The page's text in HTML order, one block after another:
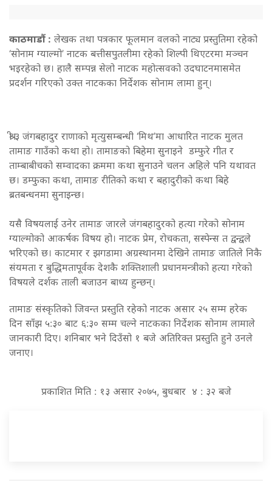
काठमाडौं : लेखक तथा पत्रकार फूलमान वलको नाट्य प्रस्तुतिमा रहेको
‘सोनाम ग्याल्मो’ नाटक बत्तीसपुतलीमा रहेको शिल्पी थिएटरमा मञ्चन
भइरहेको छ। हालै सम्पन्न सेलो नाटक महोत्सवको उदघाटनमासमेत
प्रदर्शन गरिएको उक्त नाटकका निर्देशक सोनाम लामा हुन्।
श्री ३ जंगबहादुर राणाको मृत्युसम्बन्धी ‘मिथ’मा आधारित नाटक मुलत
तामाङ गाउँको कथा हो। तामाङको बिहेमा सुनाइने डम्फुरे गीत र
ताम्बाबीचको सम्वादका क्रममा कथा सुनाउने चलन अहिले पनि यथावत
छ। डम्फुका कथा, तामाङ रीतिको कथा र बहादुरीको कथा बिहे
ब्रतबन्धनमा सुनाइन्छ।
यसै विषयलाई उनेर तामाङ जारले जंगबहादुरको हत्या गरेको सोनाम
ग्याल्मोको आकर्षक विषय हो। नाटक प्रेम, रोचकता, सस्पेन्स त द्वन्द्वले
भरिएको छ। काटमार र झगडामा अग्रस्थानमा देखिने तामाङ जातिले निकै
संयमता र बुद्धिमतापूर्वक देशकै शक्तिशाली प्रधानमन्त्रीको हत्या गरेको
विषयले दर्शक ताली बजाउन बाध्य हुन्छन्।
तामाङ संस्कृतिको जिवन्त प्रस्तुति रहेको नाटक असार २५ सम्म हरेक
दिन साँझ ५:३० बाट ६:३० सम्म चल्ने नाटकका निर्देशक सोनाम लामाले
जानकारी दिए। शनिबार भने दिउँसो १ बजे अतिरिक्त प्रस्तुति हुने उनले
जनाए।
प्रकाशित मिति : १३ असार २०७५, बुधबार ४ : ३२ बजे